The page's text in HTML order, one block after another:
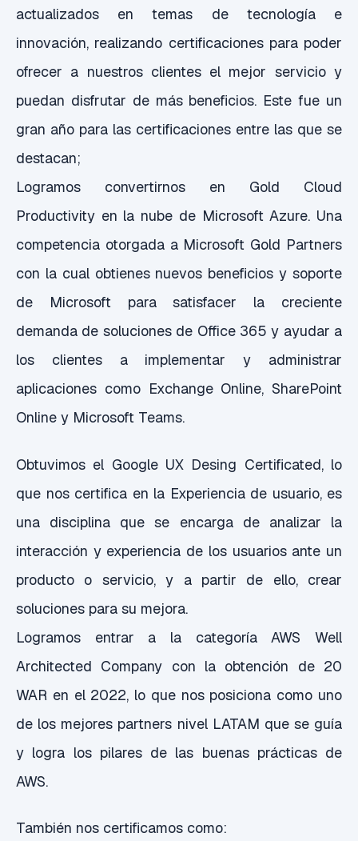
actualizados en temas de tecnología e
innovación, realizando certificaciones para poder
ofrecer a nuestros clientes el mejor servicio y
puedan disfrutar de más beneficios. Este fue un
gran año para las certificaciones entre las que se
destacan;
Logramos convertirnos en Gold Cloud
Productivity en la nube de Microsoft Azure. Una
competencia otorgada a Microsoft Gold Partners
con la cual obtienes nuevos beneficios y soporte
de Microsoft para satisfacer la creciente
demanda de soluciones de Office 365 y ayudar a
los clientes a implementar y administrar
aplicaciones como Exchange Online, SharePoint
Online y Microsoft Teams.
Obtuvimos el Google UX Desing Certificated, lo
que nos certifica en la Experiencia de usuario, es
una disciplina que se encarga de analizar la
interacción y experiencia de los usuarios ante un
producto o servicio, y a partir de ello, crear
soluciones para su mejora.
Logramos entrar a la categoría AWS Well
Architected Company con la obtención de 20
WAR en el 2022, lo que nos posiciona como uno
de los mejores partners nivel LATAM que se guía
y logra los pilares de las buenas prácticas de
AWS.
También nos certificamos como: